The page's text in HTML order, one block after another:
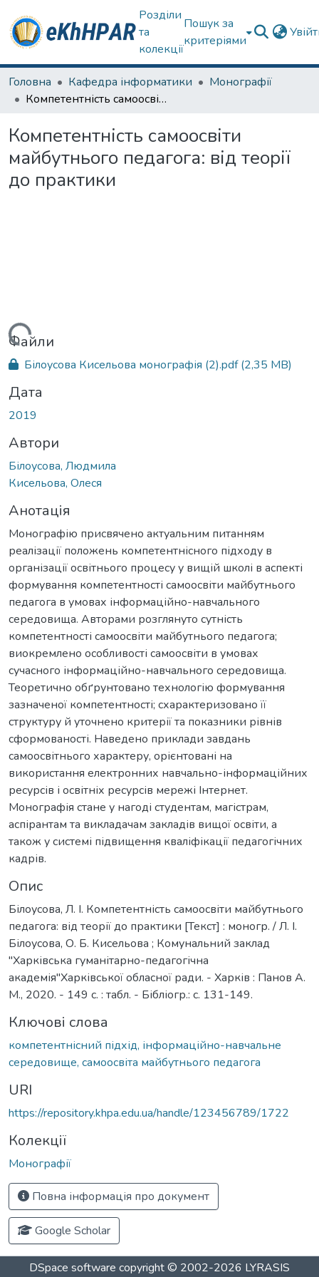
Розділи
та
колекції
Пошук за
критеріями
Головна Кафедра інформатики
Монографії
Компетентність самоосвіти майбутнього педагога: від теорії до практики
Компетентність самоосвіти
майбутнього педагога: від теорії
до практики
Файли
Білоусова Кисельова монографія (2).pdf(2,35 MB)
Дата
2019
Автори
Білоусова, Людмила
Кисельова, Олеся
Анотація
Монографію присвячено актуальним питанням
реалізації положень компетентнісного підходу в
організації освітнього процесу у вищій школі в аспекті
формування компетентності самоосвіти майбутнього
педагога в умовах інформаційно-навчального
середовища. Авторами розглянуто сутність
компетентності самоосвіти майбутнього педагога;
виокремлено особливості самоосвіти в умовах
сучасного інформаційно-навчального середовища.
Теоретично обґрунтовано технологію формування
зазначеної компетентності; схарактеризовано її
структуру й уточнено критерії та показники рівнів
сформованості. Наведено приклади завдань
самоосвітнього характеру, орієнтовані на
використання електронних навчально-інформаційних
ресурсів і освітніх ресурсів мережі Інтернет.
Монографія стане у нагоді студентам, магістрам,
аспірантам та викладачам закладів вищої освіти, а
також у системі підвищення кваліфікації педагогічних
кадрів.
Опис
Білоусова, Л. І. Компетентність самоосвіти майбутнього
педагога: від теорії до практики [Текст] : моногр. / Л. І.
Білоусова, О. Б. Кисельова ; Комунальний заклад
"Харківська гуманітарно-педагогічна
академія"Харківської обласної ради. - Харків : Панов А.
М., 2020. - 149 с. : табл. - Бібліогр.: с. 131-149.
Ключові слова
компетентнісний підхід, інформаційно-навчальне
середовище, самоосвіта майбутнього педагога
URI
https://repository.khpa.edu.ua/handle/123456789/1722
Колекції
Монографії
Повна інформація про документ
Google Scholar
DSpace software copyright © 2002-2026 LYRASIS